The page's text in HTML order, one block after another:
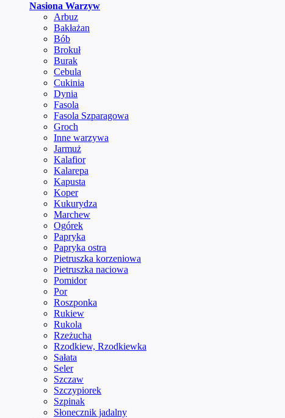
Nasiona Warzyw
Arbuz
Bakłażan
Bób
Brokuł
Burak
Cebula
Cukinia
Dynia
Fasola
Fasola Szparagowa
Groch
Inne warzywa
Jarmuż
Kalafior
Kalarepa
Kapusta
Koper
Kukurydza
Marchew
Ogórek
Papryka
Papryka ostra
Pietruszka korzeniowa
Pietruszka naciowa
Pomidor
Por
Roszponka
Rukiew
Rukola
Rzeżucha
Rzodkiew, Rzodkiewka
Sałata
Seler
Szczaw
Szczypiorek
Szpinak
Słonecznik jadalny